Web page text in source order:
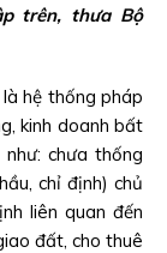
trên, thưa Bộ
hệ thống pháp
kinh doanh bất
chưa thống
chỉ định) chủ
liên quan đến
đất, cho thuê